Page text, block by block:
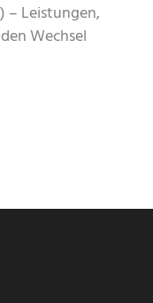
– Leistungen,
Wechsel